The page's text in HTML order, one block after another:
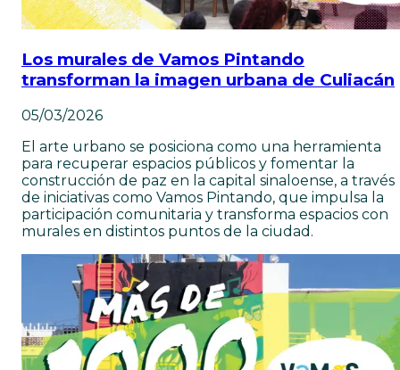
Los murales de Vamos Pintando
transforman la imagen urbana de Culiacán
05/03/2026
El arte urbano se posiciona como una herramienta
para recuperar espacios públicos y fomentar la
construcción de paz en la capital sinaloense, a través
de iniciativas como Vamos Pintando, que impulsa la
participación comunitaria y transforma espacios con
murales en distintos puntos de la ciudad.